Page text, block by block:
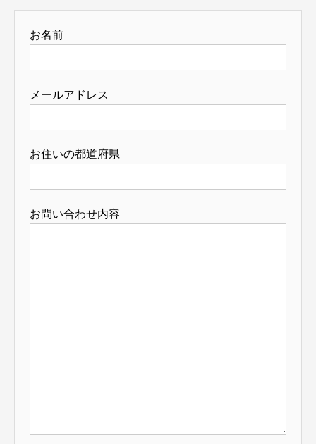
お名前
メールアドレス
お住いの都道府県
お問い合わせ内容